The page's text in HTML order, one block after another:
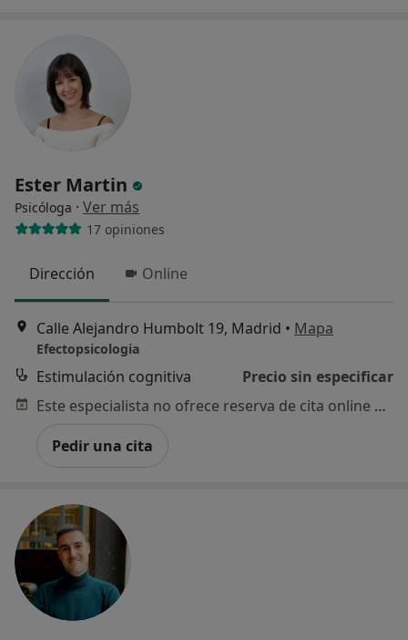
Ester Martin
Psicóloga · Ver más
17 opiniones
Dirección Online
Calle Alejandro Humbolt 19, Madrid • Mapa
Efectopsicologia
Estimulación cognitiva
Precio sin especificar
Este especialista no ofrece reserva de cita online en esta dirección.
Pedir una cita